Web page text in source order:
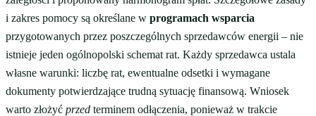
i zakres pomocy są określane w programach wsparcia
przygotowanych przez poszczególnych sprzedawców energii – nie
istnieje jeden ogólnopolski schemat rat. Każdy sprzedawca ustala
własne warunki: liczbę rat, ewentualne odsetki i wymagane
dokumenty potwierdzające trudną sytuację finansową. Wniosek
warto złożyć przed terminem odłączenia, ponieważ w trakcie